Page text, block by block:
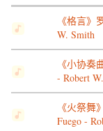
《格言》
W. Smith
《小协奏
- Robert
《火祭舞
Fuego -